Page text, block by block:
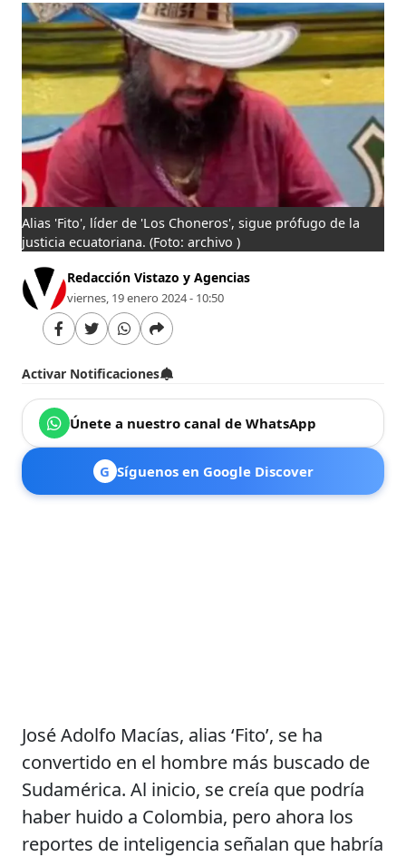
Alias 'Fito', líder de 'Los Choneros', sigue prófugo de la
justicia ecuatoriana.(Foto: archivo )
Redacción Vistazo y Agencias
viernes, 19 enero 2024 - 10:50
Activar Notificaciones
Únete a nuestro canal de WhatsApp
G Síguenos en Google Discover
José Adolfo Macías, alias ‘Fito’, se ha
convertido en el hombre más buscado de
Sudamérica. Al inicio, se creía que podría
haber huido a Colombia, pero ahora los
reportes de inteligencia señalan que habría